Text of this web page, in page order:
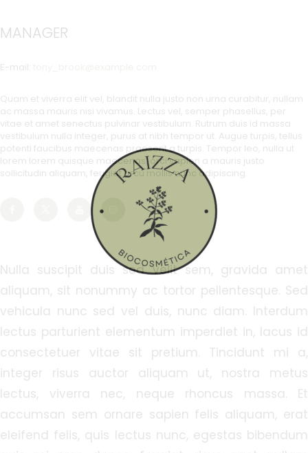
MANAGER
E-mail:
Quam et viverra elit vel, blandit nulla justo non urna curabitur, nullam
ac massa mauris nisi vivamus. Lectus vel, semper phasellus, per
vitae et amet senectus pulvinar vestibulum. Rutrum duis id massa
vestibulum nulla integer, purus at nibh tempor ut. Augue turpis, tellus
potenti faucibus maecenas praesent a turpis. Tempor leo, nulla ut
lorem lorem quisque maecenas, orci sapien a mauris justo
sollicitudin aliquam, feugiat arcu mollis nunc adipiscing.
Nulla suscipit duis sed velit sem, gravida amet
aliquam, sit nonummy ac tortor pellentesque. Sed
vehicula nunc sed vel duis, nunc diam. Interdum
lectus parturient elementum imperdiet in, lacus id
consectetuer vitae sit pretium. Tincidunt mi a,
integer risus auctor aliquam ut, nostra metus
lectus, viverra nec, neque rhoncus massa. Et
accumsan sem ornare sapien felis aliquam, erat
eleifend felis, quis lectus nunc, egestas bibendum